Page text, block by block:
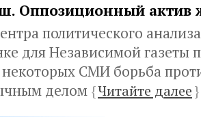
Оппозиционный актив
политического
для Независимой газеты
СМИ борьба
делом {Читайте далее}